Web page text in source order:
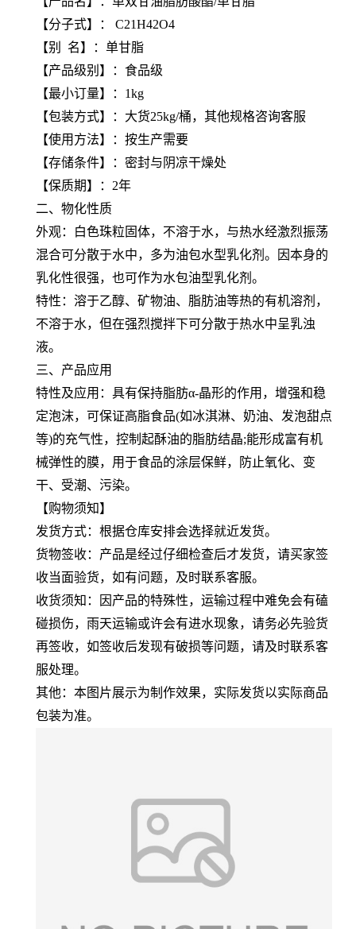
【分子式】： C21H42O4
【别 名】：单甘脂
【产品级别】：食品级
【最小订量】：1kg
【包装方式】：大货25kg/桶，其他规格咨询客服
【使用方法】：按生产需要
【存储条件】：密封与阴凉干燥处
【保质期】：2年
二、物化性质
外观：白色珠粒固体，不溶于水，与热水经激烈振荡
混合可分散于水中，多为油包水型乳化剂。因本身的
乳化性很强，也可作为水包油型乳化剂。
特性：溶于乙醇、矿物油、脂肪油等热的有机溶剂，
不溶于水，但在强烈搅拌下可分散于热水中呈乳浊
液。
三、产品应用
特性及应用：具有保持脂肪α-晶形的作用，增强和稳
定泡沫，可保证高脂食品(如冰淇淋、奶油、发泡甜点
等)的充气性，控制起酥油的脂肪结晶;能形成富有机
械弹性的膜，用于食品的涂层保鲜，防止氧化、变
干、受潮、污染。
【购物须知】
发货方式：根据仓库安排会选择就近发货。
货物签收：产品是经过仔细检查后才发货，请买家签
收当面验货，如有问题，及时联系客服。
收货须知：因产品的特殊性，运输过程中难免会有磕
碰损伤，雨天运输或许会有进水现象，请务必先验货
再签收，如签收后发现有破损等问题，请及时联系客
服处理。
其他：本图片展示为制作效果，实际发货以实际商品
包装为准。